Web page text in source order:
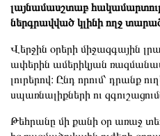
լայնամասշտաբ
ներգրավված կլինի ողջ
Վերջին օրերի միջազգային
ափերին ամերիկյան
լուրերով։ Ընդ որում՝ դրանք
սպառնալիքների ու
Թեհրանը մի քանի օր առաջ